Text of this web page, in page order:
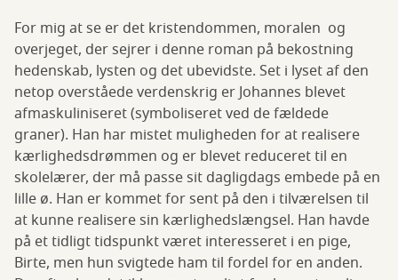
For mig at se er det kristendommen, moralen og
overjeget, der sejrer i denne roman på bekostning
hedenskab, lysten og det ubevidste. Set i lyset af den
netop overståede verdenskrig er Johannes blevet
afmaskuliniseret (symboliseret ved de fældede
graner). Han har mistet muligheden for at realisere
kærlighedsdrømmen og er blevet reduceret til en
skolelærer, der må passe sit dagligdags embede på en
lille ø. Han er kommet for sent på den i tilværelsen til
at kunne realisere sin kærlighedslængsel. Han havde
på et tidligt tidspunkt været interesseret i en pige,
Birte, men hun svigtede ham til fordel for en anden.